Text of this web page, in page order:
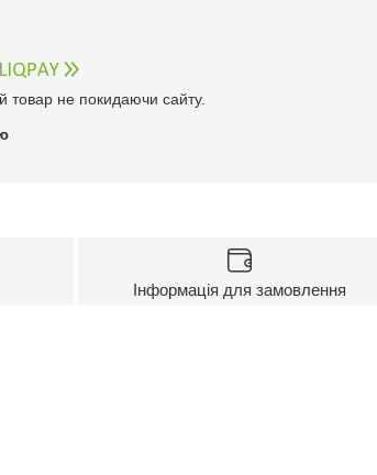
товар не покидаючи сайту.
Інформація для замовлення